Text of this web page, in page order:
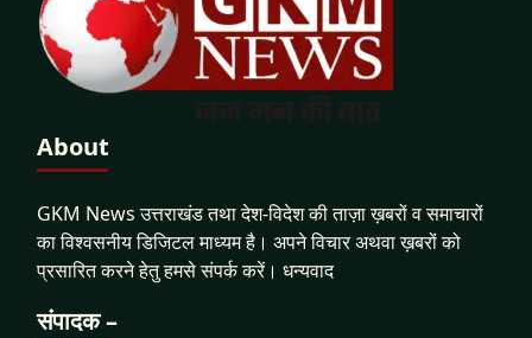
About
GKM News उत्तराखंड तथा देश-विदेश की ताज़ा ख़बरों व समाचारों
का विश्वसनीय डिजिटल माध्यम है। अपने विचार अथवा ख़बरों को
प्रसारित करने हेतु हमसे संपर्क करें। धन्यवाद
संपादक –